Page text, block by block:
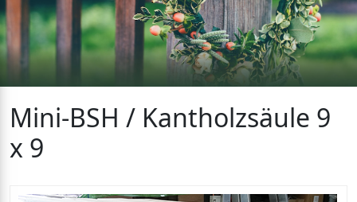
Mini-BSH / Kantholzsäule 9
x 9